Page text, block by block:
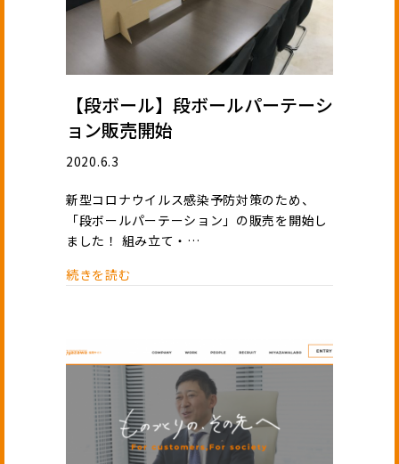
【段ボール】段ボールパーテーシ
ョン販売開始
2020.6.3
新型コロナウイルス感染予防対策のため、
「段ボールパーテーション」の販売を開始し
ました！ 組み立て・…
続きを読む